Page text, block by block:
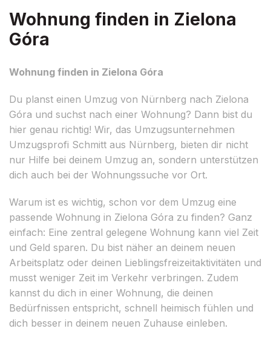
Wohnung finden in Zielona
Góra
Wohnung finden in Zielona Góra
Du planst einen Umzug von Nürnberg nach Zielona
Góra und suchst nach einer Wohnung? Dann bist du
hier genau richtig! Wir, das Umzugsunternehmen
Umzugsprofi Schmitt aus Nürnberg, bieten dir nicht
nur Hilfe bei deinem Umzug an, sondern unterstützen
dich auch bei der Wohnungssuche vor Ort.
Warum ist es wichtig, schon vor dem Umzug eine
passende Wohnung in Zielona Góra zu finden? Ganz
einfach: Eine zentral gelegene Wohnung kann viel Zeit
und Geld sparen. Du bist näher an deinem neuen
Arbeitsplatz oder deinen Lieblingsfreizeitaktivitäten und
musst weniger Zeit im Verkehr verbringen. Zudem
kannst du dich in einer Wohnung, die deinen
Bedürfnissen entspricht, schnell heimisch fühlen und
dich besser in deinem neuen Zuhause einleben.